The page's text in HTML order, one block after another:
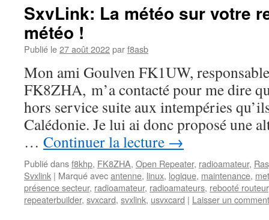
SxvLink: La météo sur votre
météo !
Publié le27 août 2022parf8asb
Mon ami Goulven FK1UW,
FK8ZHA, m’a contacté pour me dire
hors service suite aux intempéries
Calédonie. Je lui ai donc proposé une
… Continuer la lecture →
Publié dansf8khp, FK8ZHA, Open Repeater, radioamateur,
Svxlink | Marqué avecantenne, linux, logique, maintenance,
présence secteur, radioamateur, radioamateurs, rebooté routeur
repeaterbuilder, svxcard, svxlink, usvxcard | Laisser un